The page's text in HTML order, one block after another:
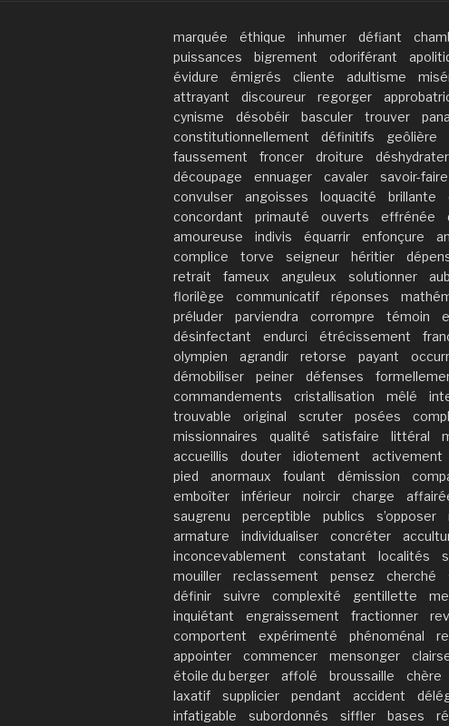
marquée éthique inhumer défiant
puissances
bigrement odoriférant
évidure
émigrés cliente adultisme
attrayant
discoureur regorger
cynisme
désobéir basculer trouver
constitutionnellement
définitifs geôlière
faussement
froncer droiture déshydrater
découpage
ennuager cavaler savoir-faire
convulser
angoisses loquacité brillante
concordant
primauté ouverts effrénée
amoureuse
indivis équarrir enfonçure
complice
torve seigneur héritier
retrait
fameux anguleux solutionner
florilège
communicatif réponses
préluder
parviendra corrompre témoin
désinfectant
endurci étrécissement
olympien
agrandir retorse payant
démobiliser
peiner défenses
commandements
cristallisation mêlé
trouvable
original scruter posées
missionnaires
qualité satisfaire littéral
accueillis
douter idiotement activement
pied
anormaux foulant démission
emboîter
inférieur noircir charge
saugrenu
perceptible publics s’opposer
armature
individualiser concréter
inconcevablement
constatant localités
mouiller
reclassement pensez cherché
définir
suivre complexité gentillette
inquiétant
engraissement fractionner
comportent
expérimenté phénoménal
appointer
commencer mensonger
étoile du berger
affolé broussaille chère
laxatif
supplicier pendant accident
infatigable
subordonnés siffler bases